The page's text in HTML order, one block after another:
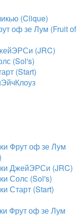
(Clique)
оф зе Лум (Fruit of
(JRC)
(Sol's)
(Start)
Фрут оф зе Лум
ДжейЭРСи (JRC)
Солс (Sol's)
Старт (Start)
Фрут оф зе Лум